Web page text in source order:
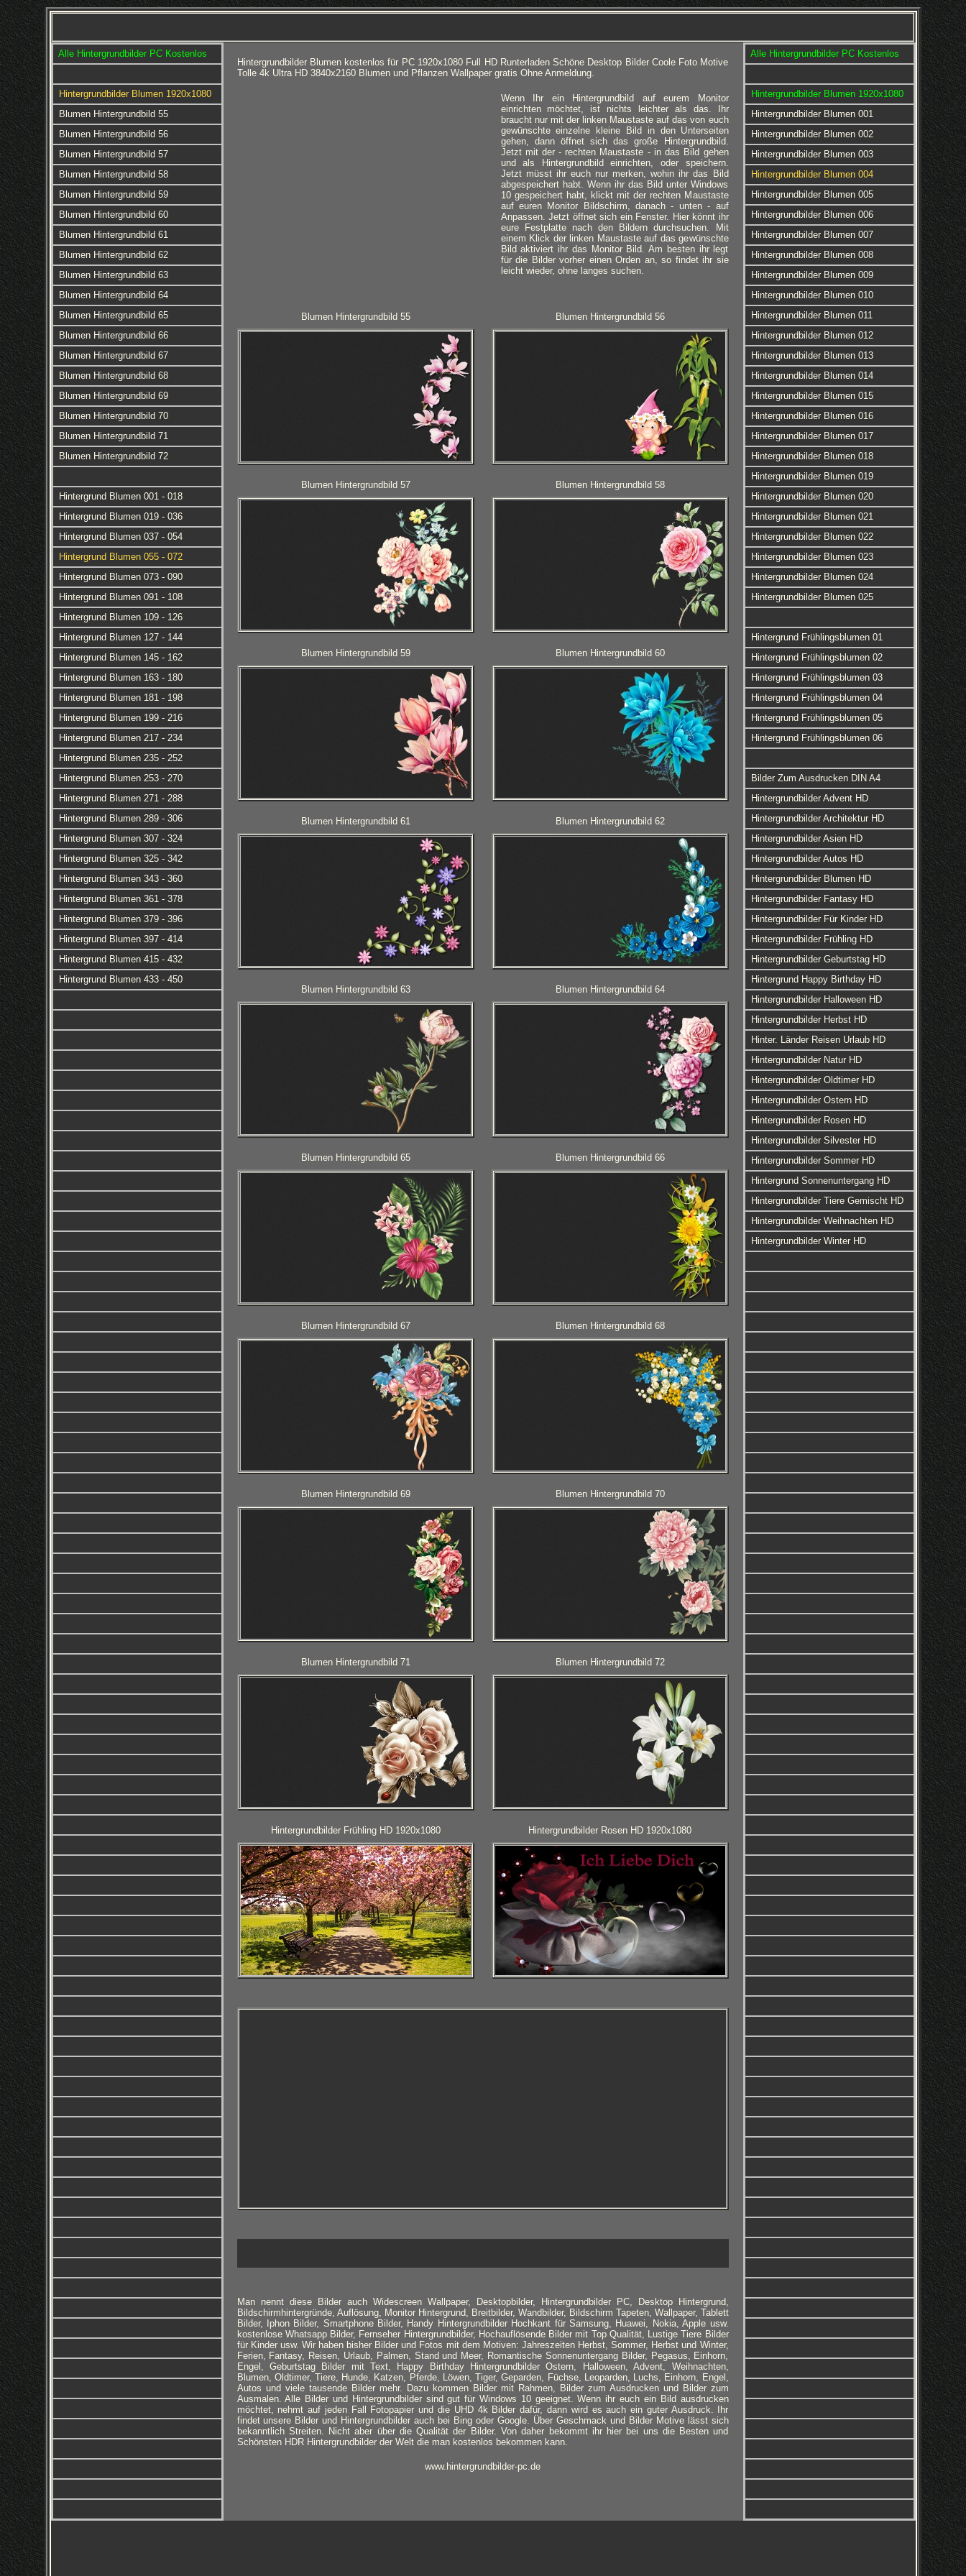
Alle Hintergrundbilder PC Kostenlos
Hintergrundbilder Blumen 1920x1080
Blumen Hintergrundbild 55
Blumen Hintergrundbild 56
Blumen Hintergrundbild 57
Blumen Hintergrundbild 58
Blumen Hintergrundbild 59
Blumen Hintergrundbild 60
Blumen Hintergrundbild 61
Blumen Hintergrundbild 62
Blumen Hintergrundbild 63
Blumen Hintergrundbild 64
Blumen Hintergrundbild 65
Blumen Hintergrundbild 66
Blumen Hintergrundbild 67
Blumen Hintergrundbild 68
Blumen Hintergrundbild 69
Blumen Hintergrundbild 70
Blumen Hintergrundbild 71
Blumen Hintergrundbild 72
Hintergrund Blumen 001 - 018
Hintergrund Blumen 019 - 036
Hintergrund Blumen 037 - 054
Hintergrund Blumen 055 - 072
Hintergrund Blumen 073 - 090
Hintergrund Blumen 091 - 108
Hintergrund Blumen 109 - 126
Hintergrund Blumen 127 - 144
Hintergrund Blumen 145 - 162
Hintergrund Blumen 163 - 180
Hintergrund Blumen 181 - 198
Hintergrund Blumen 199 - 216
Hintergrund Blumen 217 - 234
Hintergrund Blumen 235 - 252
Hintergrund Blumen 253 - 270
Hintergrund Blumen 271 - 288
Hintergrund Blumen 289 - 306
Hintergrund Blumen 307 - 324
Hintergrund Blumen 325 - 342
Hintergrund Blumen 343 - 360
Hintergrund Blumen 361 - 378
Hintergrund Blumen 379 - 396
Hintergrund Blumen 397 - 414
Hintergrund Blumen 415 - 432
Hintergrund Blumen 433 - 450
Hintergrundbilder Blumen kostenlos für PC 1920x1080 Full HD Runterladen Schöne Desktop Bilder Coole Foto Motive
Tolle 4k Ultra HD 3840x2160 Blumen und Pflanzen Wallpaper gratis Ohne Anmeldung.
Wenn Ihr ein Hintergrundbild auf eurem Monitor
einrichten möchtet, ist nichts leichter als das. Ihr
braucht nur mit der linken Maustaste auf das von euch
gewünschte einzelne kleine Bild in den Unterseiten
gehen, dann öffnet sich das große Hintergrundbild.
Jetzt mit der - rechten Maustaste - in das Bild gehen
und als Hintergrundbild einrichten, oder speichern.
Jetzt müsst ihr euch nur merken, wohin ihr das Bild
abgespeichert habt. Wenn ihr das Bild unter Windows
10 gespeichert habt, klickt mit der rechten Maustaste
auf euren Monitor Bildschirm, danach - unten - auf
Anpassen. Jetzt öffnet sich ein Fenster. Hier könnt ihr
eure Festplatte nach den Bildern durchsuchen. Mit
einem Klick der linken Maustaste auf das gewünschte
Bild aktiviert ihr das Monitor Bild. Am besten ihr legt
für die Bilder vorher einen Orden an, so findet ihr sie
leicht wieder, ohne langes suchen.
Blumen Hintergrundbild 55 Blumen Hintergrundbild 56
Blumen Hintergrundbild 57 Blumen Hintergrundbild 58
Blumen Hintergrundbild 59 Blumen Hintergrundbild 60
Blumen Hintergrundbild 61 Blumen Hintergrundbild 62
Blumen Hintergrundbild 63 Blumen Hintergrundbild 64
Blumen Hintergrundbild 65 Blumen Hintergrundbild 66
Blumen Hintergrundbild 67 Blumen Hintergrundbild 68
Blumen Hintergrundbild 69 Blumen Hintergrundbild 70
Blumen Hintergrundbild 71 Blumen Hintergrundbild 72
Hintergrundbilder Frühling HD 1920x1080 Hintergrundbilder Rosen HD 1920x1080
Man nennt diese Bilder auch Widescreen Wallpaper, Desktopbilder, Hintergrundbilder PC, Desktop Hintergrund,
Bildschirmhintergründe, Auflösung, Monitor Hintergrund, Breitbilder, Wandbilder, Bildschirm Tapeten, Wallpaper, Tablett
Bilder, Iphon Bilder, Smartphone Bilder, Handy Hintergrundbilder Hochkant für Samsung, Huawei, Nokia, Apple usw.
kostenlose Whatsapp Bilder, Fernseher Hintergrundbilder, Hochauflösende Bilder mit Top Qualität, Lustige Tiere Bilder
für Kinder usw. Wir haben bisher Bilder und Fotos mit dem Motiven: Jahreszeiten Herbst, Sommer, Herbst und Winter,
Ferien, Fantasy, Reisen, Urlaub, Palmen, Stand und Meer, Romantische Sonnenuntergang Bilder, Pegasus, Einhorn,
Engel, Geburtstag Bilder mit Text, Happy Birthday Hintergrundbilder Ostern, Halloween, Advent, Weihnachten,
Blumen, Oldtimer, Tiere, Hunde, Katzen, Pferde, Löwen, Tiger, Geparden, Füchse, Leoparden, Luchs, Einhorn, Engel,
Autos und viele tausende Bilder mehr. Dazu kommen Bilder mit Rahmen, Bilder zum Ausdrucken und Bilder zum
Ausmalen. Alle Bilder und Hintergrundbilder sind gut für Windows 10 geeignet. Wenn ihr euch ein Bild ausdrucken
möchtet, nehmt auf jeden Fall Fotopapier und die UHD 4k Bilder dafür, dann wird es auch ein guter Ausdruck. Ihr
findet unsere Bilder und Hintergrundbilder auch bei Bing oder Google. Über Geschmack und Bilder Motive lässt sich
bekanntlich Streiten. Nicht aber über die Qualität der Bilder. Von daher bekommt ihr hier bei uns die Besten und
Schönsten HDR Hintergrundbilder der Welt die man kostenlos bekommen kann.
www.hintergrundbilder-pc.de
Alle Hintergrundbilder PC Kostenlos
Hintergrundbilder Blumen 1920x1080
Hintergrundbilder Blumen 001
Hintergrundbilder Blumen 002
Hintergrundbilder Blumen 003
Hintergrundbilder Blumen 004
Hintergrundbilder Blumen 005
Hintergrundbilder Blumen 006
Hintergrundbilder Blumen 007
Hintergrundbilder Blumen 008
Hintergrundbilder Blumen 009
Hintergrundbilder Blumen 010
Hintergrundbilder Blumen 011
Hintergrundbilder Blumen 012
Hintergrundbilder Blumen 013
Hintergrundbilder Blumen 014
Hintergrundbilder Blumen 015
Hintergrundbilder Blumen 016
Hintergrundbilder Blumen 017
Hintergrundbilder Blumen 018
Hintergrundbilder Blumen 019
Hintergrundbilder Blumen 020
Hintergrundbilder Blumen 021
Hintergrundbilder Blumen 022
Hintergrundbilder Blumen 023
Hintergrundbilder Blumen 024
Hintergrundbilder Blumen 025
Hintergrund Frühlingsblumen 01
Hintergrund Frühlingsblumen 02
Hintergrund Frühlingsblumen 03
Hintergrund Frühlingsblumen 04
Hintergrund Frühlingsblumen 05
Hintergrund Frühlingsblumen 06
Bilder Zum Ausdrucken DIN A4
Hintergrundbilder Advent HD
Hintergrundbilder Architektur HD
Hintergrundbilder Asien HD
Hintergrundbilder Autos HD
Hintergrundbilder Blumen HD
Hintergrundbilder Fantasy HD
Hintergrundbilder Für Kinder HD
Hintergrundbilder Frühling HD
Hintergrundbilder Geburtstag HD
Hintergrund Happy Birthday HD
Hintergrundbilder Halloween HD
Hintergrundbilder Herbst HD
Hinter. Länder Reisen Urlaub HD
Hintergrundbilder Natur HD
Hintergrundbilder Oldtimer HD
Hintergrundbilder Ostern HD
Hintergrundbilder Rosen HD
Hintergrundbilder Silvester HD
Hintergrundbilder Sommer HD
Hintergrund Sonnenuntergang HD
Hintergrundbilder Tiere Gemischt HD
Hintergrundbilder Weihnachten HD
Hintergrundbilder Winter HD